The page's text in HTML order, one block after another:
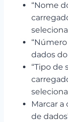
“Nome
dados
“Tipo de
Marcar a
de